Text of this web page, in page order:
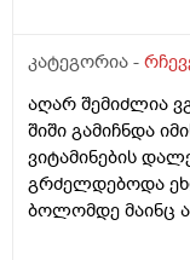
კატეგორია -
აღარ შემიძლია
შიში გამიჩნდა
ვიტამინების
გრძელდებოდა
ბოლომდე მაინც